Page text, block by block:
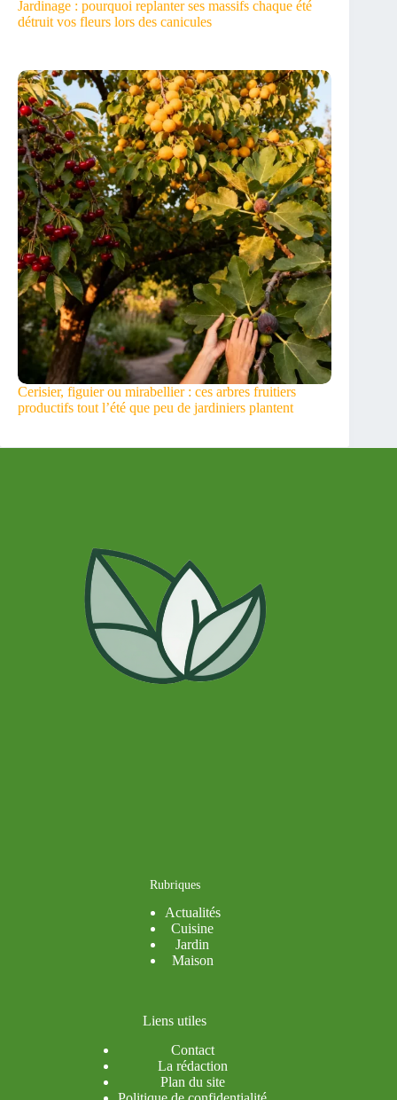
Jardinage : pourquoi replanter ses massifs chaque été
détruit vos fleurs lors des canicules
Cerisier, figuier ou mirabellier : ces arbres fruitiers
productifs tout l’été que peu de jardiniers plantent
Rubriques
Actualités
Cuisine
Jardin
Maison
Liens utiles
Contact
La rédaction
Plan du site